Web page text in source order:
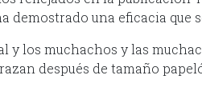
una eficacia que
y los muchachos y las
después de tamaño